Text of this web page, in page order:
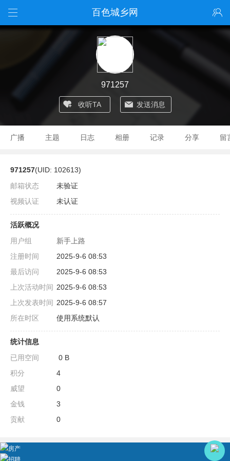
百色城乡网
971257
收听TA 发送消息
广播 主题 日志 相册 记录 分享 留
971257(UID: 102613)
邮箱状态
未验证
视频认证
未认证
活跃概况
用户组
新手上路
注册时间
2025-9-6 08:53
最后访问
2025-9-6 08:53
上次活动时间 2025-9-6 08:53
上次发表时间 2025-9-6 08:57
所在时区
使用系统默认
统计信息
已用空间
0 B
积分
4
威望
0
金钱
3
贡献
0
房产
招聘